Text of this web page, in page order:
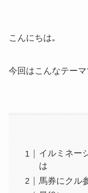
こんにちは｡
今回はこんなテーマ
イルミネー
は
馬券にクル